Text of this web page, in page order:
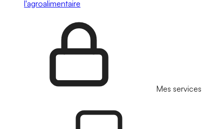
l'agroalimentaire
Mes services